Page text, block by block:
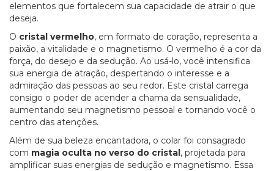
elementos que fortalecem sua capacidade de atrair o que
deseja.
O cristal vermelho, em formato de coração, representa a
paixão, a vitalidade e o magnetismo. O vermelho é a cor da
força, do desejo e da sedução. Ao usá-lo, você intensifica
sua energia de atração, despertando o interesse e a
admiração das pessoas ao seu redor. Este cristal carrega
consigo o poder de acender a chama da sensualidade,
aumentando seu magnetismo pessoal e tornando você o
centro das atenções.
Além de sua beleza encantadora, o colar foi consagrado
com magia oculta no verso do cristal, projetada para
amplificar suas energias de sedução e magnetismo. Essa